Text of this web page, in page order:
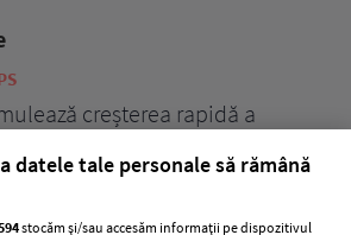
creșterea rapidă a
datele tale personale să rămână
stocăm și/sau accesăm informații pe dispozitivul